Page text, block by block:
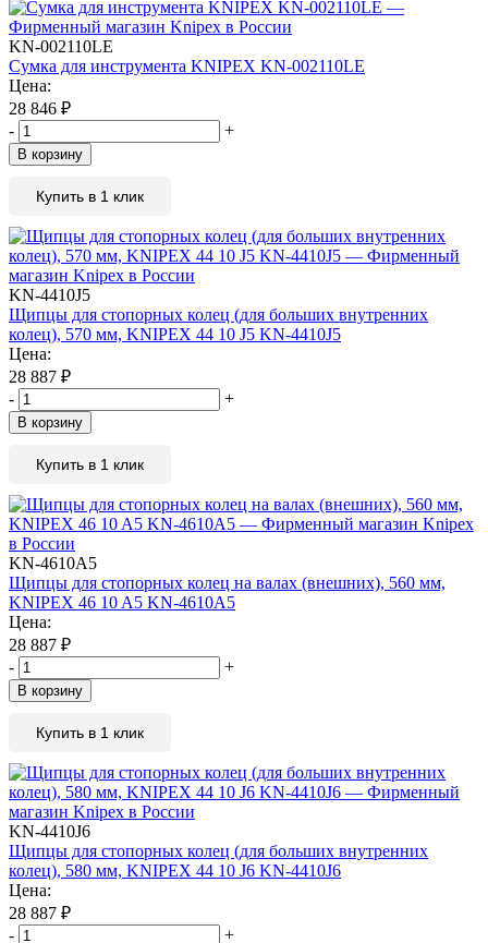
KN-002110LE
Сумка для инструмента KNIPEX KN-002110LE
Цена:
28 846 ₽
-
+
В корзину
Купить в 1 клик
KN-4410J5
Щипцы для стопорных колец (для больших внутренних
колец), 570 мм, KNIPEX 44 10 J5 KN-4410J5
Цена:
28 887 ₽
-
+
В корзину
Купить в 1 клик
KN-4610A5
Щипцы для стопорных колец на валах (внешних), 560 мм,
KNIPEX 46 10 A5 KN-4610A5
Цена:
28 887 ₽
-
+
В корзину
Купить в 1 клик
KN-4410J6
Щипцы для стопорных колец (для больших внутренних
колец), 580 мм, KNIPEX 44 10 J6 KN-4410J6
Цена:
28 887 ₽
-
+